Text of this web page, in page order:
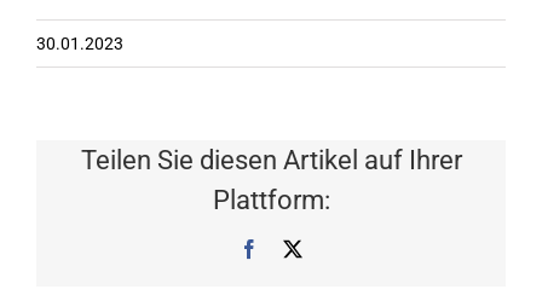
30.01.2023
Teilen Sie diesen Artikel auf Ihrer
Plattform:
Facebook